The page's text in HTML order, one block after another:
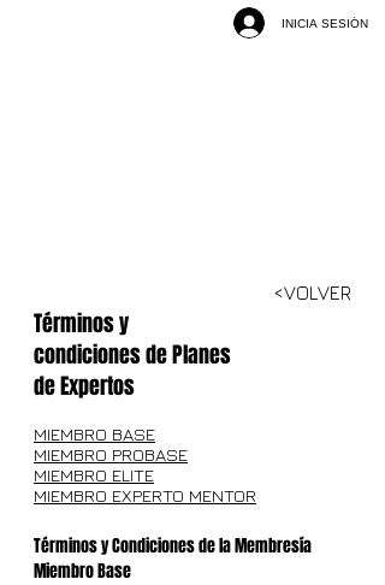
INICIA SESIÓN
Términos y
condiciones de Planes
de Expertos
<VOLVER
MIEMBRO BASE
MIEMBRO PROBASE
MIEMBRO ELITE
MIEMBRO EXPERTO MENTOR
Términos y Condiciones de la Membresía
Miembro Base